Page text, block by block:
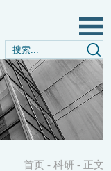
首页 - 科研 - 正文